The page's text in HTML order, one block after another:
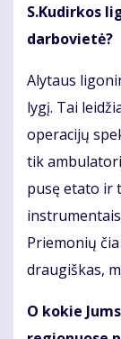
S.Kudirkos
darbovietė?
Alytaus
lygį. Tai
operacijų
tik
pusę etato ir
Priemonių
draugiškas,
O kokie